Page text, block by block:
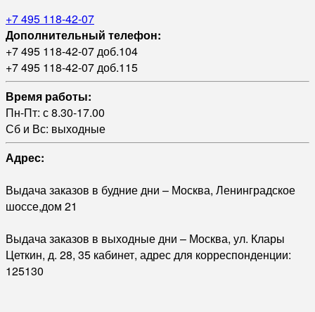
+7 495 118-42-07
Дополнительный телефон:
+7 495 118-42-07 доб.104
+7 495 118-42-07 доб.115
Время работы:
Пн-Пт: с 8.30-17.00
Сб и Вс: выходные
Адрес:
Выдача заказов в будние дни – Москва, Ленинградское
шоссе,дом 21
Выдача заказов в выходные дни – Москва, ул. Клары
Цеткин, д. 28, 35 кабинет, адрес для корреспонденции:
125130